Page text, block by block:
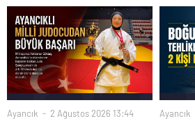
Ayancık 2 Ağustos 2026 13:44 Ayancık